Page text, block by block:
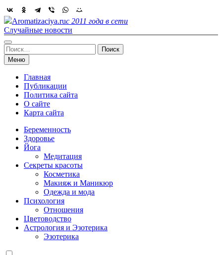
Skip
to
content
Aromatizaciya.ruс 2011 года в сети
Случайные новости
Найти:
Меню
Главная
Публикации
Политика сайта
О сайте
Карта сайта
Беременность
Здоровье
Йога
Медитация
Секреты красоты
Косметика
Макияж и Маникюр
Одежда и мода
Психология
Отношения
Цветоводство
Астрология и Эзотерика
Эзотерика